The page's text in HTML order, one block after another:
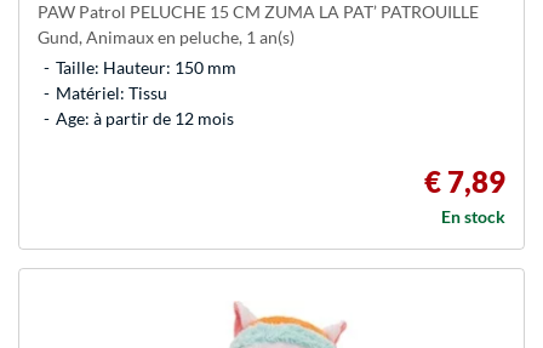
PAW Patrol PELUCHE 15 CM ZUMA LA PAT’ PATROUILLE
Gund, Animaux en peluche, 1 an(s)
Taille: Hauteur: 150 mm
Matériel: Tissu
Age: à partir de 12 mois
€ 7,89
En stock